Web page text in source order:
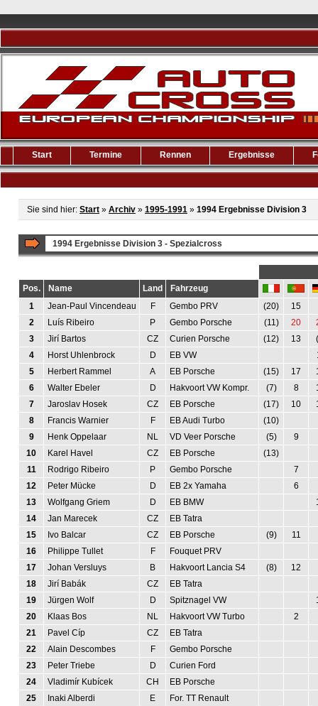
Start Termine Rennen Ergebnisse
Sie sind hier: Start » Archiv » 1995-1991 » 1994 Ergebnisse Division 3
1994 Ergebnisse Division 3 - Spezialcross
Pos. Name Land
Fahrzeug
1
Jean-Paul Vincendeau F Gembo PRV (20)
15
2
Luís Ribeiro P Gembo Porsche (11) 20
3
Jirí Bartos CZ Curien Porsche (12) 13
4
Horst Uhlenbrock D EB VW
5
Herbert Rammel A EB Porsche (15) 17
6
Walter Ebeler D Hakvoort VW Kompr. (7) 8
7
Jaroslav Hosek CZ EB Porsche (17) 10
8
Francis Warnier F EB Audi Turbo
(10)
9
Henk Oppelaar NL VD Veer Porsche (5)
9
10
Karel Havel CZ EB Porsche
(13)
11
Rodrigo Ribeiro P Gembo Porsche
7
12
Peter Mücke D EB 2x Yamaha
6
13
Wolfgang Griem D EB BMW
14
Jan Marecek CZ
EB Tatra
15
Ivo Balcar CZ EB Porsche (9)
11
16
Philippe Tullet F
Fouquet PRV
17
Johan Versluys B Hakvoort Lancia S4 (8)
12
18
Jirí Babák CZ
EB Tatra
19
Jürgen Wolf D Spitznagel VW
20
Klaas Bos NL Hakvoort VW Turbo
2
21
Pavel Cíp CZ
EB Tatra
22
Alain Descombes F
Gembo Porsche
23
Peter Triebe D
Curien Ford
24
Vladimír Kubícek CH
EB Porsche
25
Inaki Alberdi E
For. TT Renault